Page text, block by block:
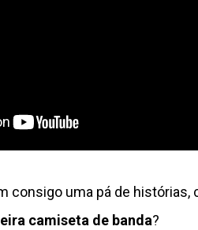
consigo uma pá de histórias,
camiseta de banda?